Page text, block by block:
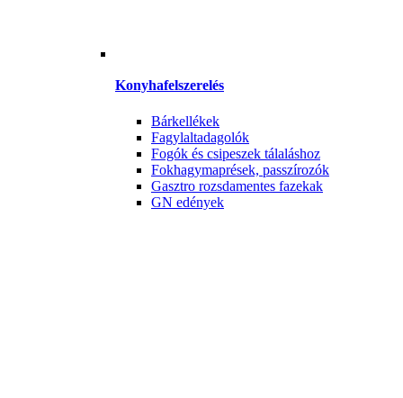
Konyhafelszerelés
Bárkellékek
Fagylaltadagolók
Fogók és csipeszek tálaláshoz
Fokhagymaprések, passzírozók
Gasztro rozsdamentes fazekak
GN edények